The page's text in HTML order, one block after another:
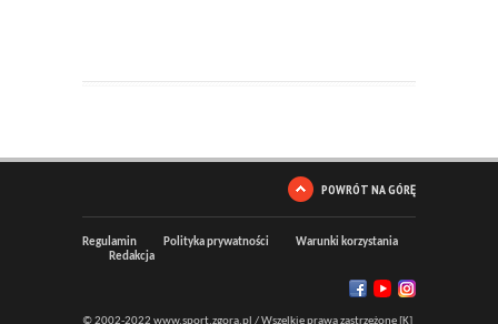
POWRÓT NA GÓRĘ
Regulamin Polityka prywatności
Warunki korzystania
Redakcja